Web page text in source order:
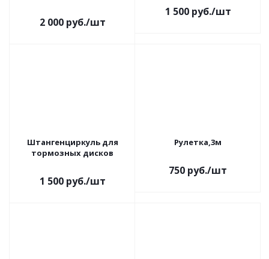
2 000руб./шт
1 500руб./шт
Штангенциркуль для
тормозных дисков
1 500руб./шт
Рулетка,3м
750 руб./шт